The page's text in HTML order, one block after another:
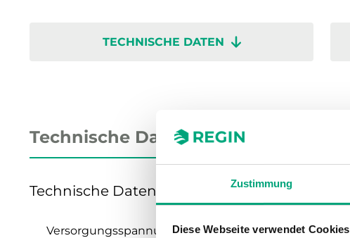
Zustimmung
Diese Webseite verwendet Cookies
TECHNISCHE DATEN
Technische Daten
Technische Daten für PULSER400X010
Versorgungsspannung